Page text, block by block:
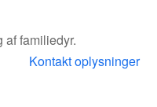
familiedyr.
Kontakt oplysninger